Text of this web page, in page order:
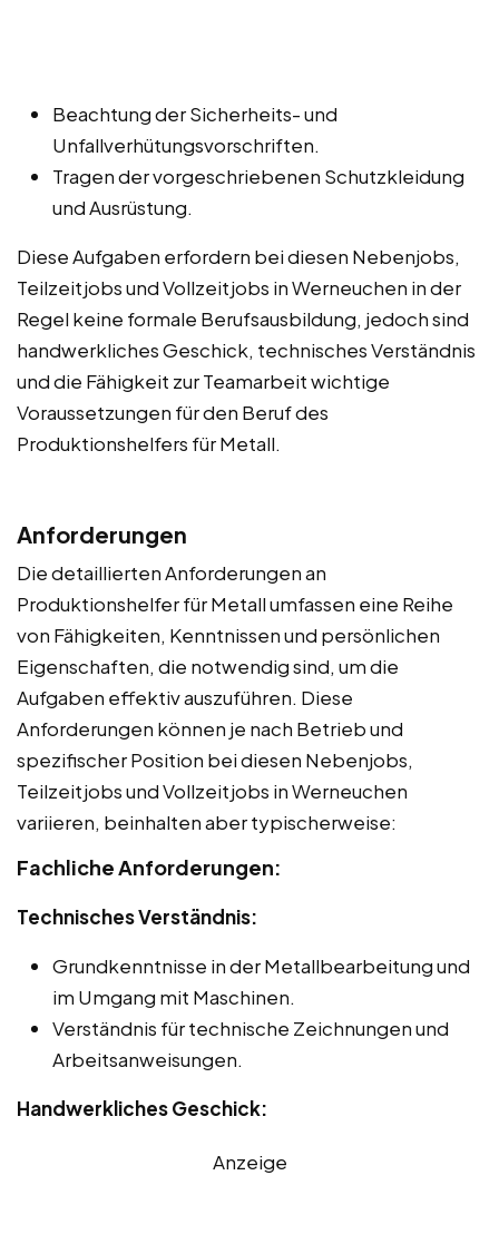
Beachtung der Sicherheits- und
Unfallverhütungsvorschriften.
Tragen der vorgeschriebenen Schutzkleidung
und Ausrüstung.
Diese Aufgaben erfordern bei diesen Nebenjobs,
Teilzeitjobs und Vollzeitjobs in Werneuchen in der
Regel keine formale Berufsausbildung, jedoch sind
handwerkliches Geschick, technisches Verständnis
und die Fähigkeit zur Teamarbeit wichtige
Voraussetzungen für den Beruf des
Produktionshelfers für Metall.
Anforderungen
Die detaillierten Anforderungen an
Produktionshelfer für Metall umfassen eine Reihe
von Fähigkeiten, Kenntnissen und persönlichen
Eigenschaften, die notwendig sind, um die
Aufgaben effektiv auszuführen. Diese
Anforderungen können je nach Betrieb und
spezifischer Position bei diesen Nebenjobs,
Teilzeitjobs und Vollzeitjobs in Werneuchen
variieren, beinhalten aber typischerweise:
Fachliche Anforderungen:
Technisches Verständnis:
Grundkenntnisse in der Metallbearbeitung und
im Umgang mit Maschinen.
Verständnis für technische Zeichnungen und
Arbeitsanweisungen.
Handwerkliches Geschick:
Anzeige